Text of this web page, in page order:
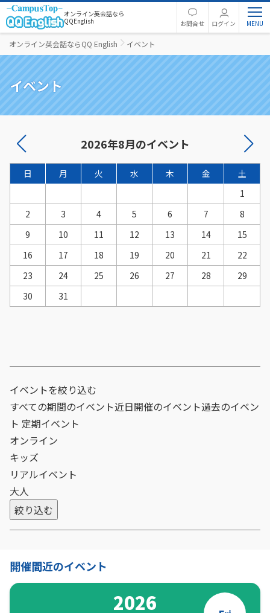
オンライン英会話なら
QQEnglish
お問合せ ログイン
オンライン英会話ならQQ English イベント
イベント
2026年8月のイベント
日 月 火 水 木 金
土
1
2
3 4 5 6 7
8
9
10 11 12 13 14
15
16
17 18 19 20 21
22
23
24 25 26 27 28
29
30
31
イベントを絞り込む
すべての期間のイベント近日開催のイベント過去のイベン
ト 定期イベント
オンライン
キッズ
リアルイベント
大人
絞り込む
開催間近のイベント
2026